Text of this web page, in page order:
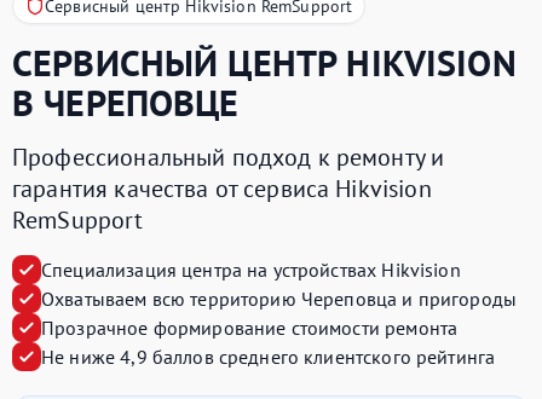
Сервисный центр Hikvision RemSupport
СЕРВИСНЫЙ ЦЕНТР HIKVISION
В ЧЕРЕПОВЦЕ
Профессиональный подход к ремонту и
гарантия качества от сервиса Hikvision
RemSupport
Специализация центра на устройствах Hikvision
Охватываем всю территорию Череповца и пригороды
Прозрачное формирование стоимости ремонта
Не ниже 4,9 баллов среднего клиентского рейтинга